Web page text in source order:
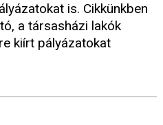
is. Cikkünkben
a társasházi lakók
kiírt pályázatokat